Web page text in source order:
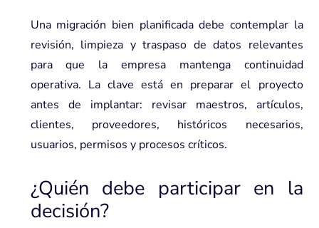
Una migración bien planificada debe contemplar la
revisión, limpieza y traspaso de datos relevantes
para que la empresa mantenga continuidad
operativa. La clave está en preparar el proyecto
antes de implantar: revisar maestros, artículos,
clientes, proveedores, históricos necesarios,
usuarios, permisos y procesos críticos.
¿Quién debe participar en la
decisión?